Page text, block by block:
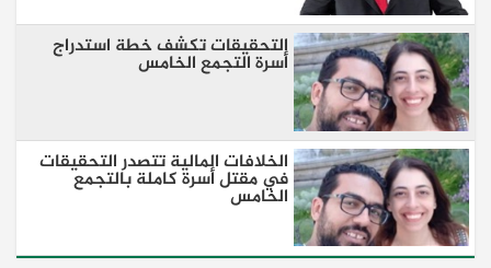
التحقيقات تكشف خطة استدراج
أسرة التجمع الخامس
الخلافات المالية تتصدر التحقيقات
في مقتل أسرة كاملة بالتجمع
الخامس